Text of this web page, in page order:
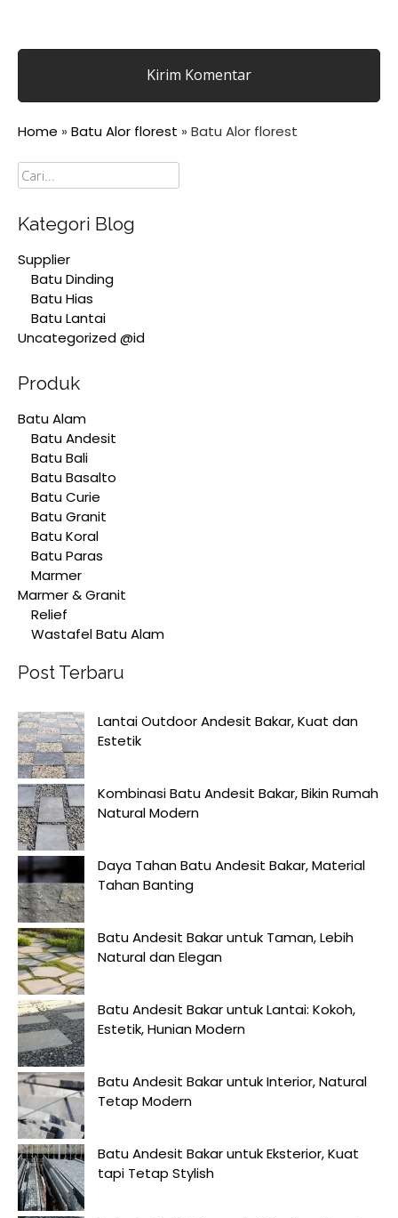
Home » Batu Alor florest » Batu Alor florest
Cari
Kategori Blog
Supplier
Batu Dinding
Batu Hias
Batu Lantai
Uncategorized @id
Produk
Batu Alam
Batu Andesit
Batu Bali
Batu Basalto
Batu Curie
Batu Granit
Batu Koral
Batu Paras
Marmer
Marmer & Granit
Relief
Wastafel Batu Alam
Post Terbaru
Lantai Outdoor Andesit Bakar, Kuat dan
Estetik
Kombinasi Batu Andesit Bakar, Bikin Rumah
Natural Modern
Daya Tahan Batu Andesit Bakar, Material
Tahan Banting
Batu Andesit Bakar untuk Taman, Lebih
Natural dan Elegan
Batu Andesit Bakar untuk Lantai: Kokoh,
Estetik, Hunian Modern
Batu Andesit Bakar untuk Interior, Natural
Tetap Modern
Batu Andesit Bakar untuk Eksterior, Kuat
tapi Tetap Stylish